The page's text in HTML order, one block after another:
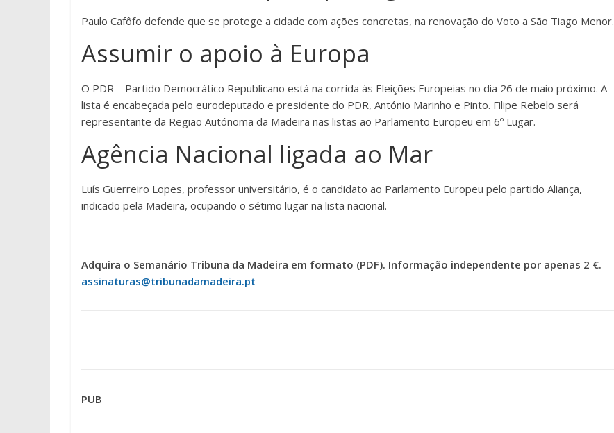
Paulo Cafôfo defende que se protege a cidade com ações concretas, na renovação do Voto a São Tiago Menor.
Assumir o apoio à Europa
O PDR – Partido Democrático Republicano está na corrida às Eleições Europeias no dia 26 de maio próximo. A
lista é encabeçada pelo eurodeputado e presidente do PDR, António Marinho e Pinto. Filipe Rebelo será
representante da Região Autónoma da Madeira nas listas ao Parlamento Europeu em 6º Lugar.
Agência Nacional ligada ao Mar
Luís Guerreiro Lopes, professor universitário, é o candidato ao Parlamento Europeu pelo partido Aliança,
indicado pela Madeira, ocupando o sétimo lugar na lista nacional.
Adquira o Semanário Tribuna da Madeira em formato (PDF). Informação independente por apenas 2 €.
assinaturas@tribunadamadeira.pt
PUB